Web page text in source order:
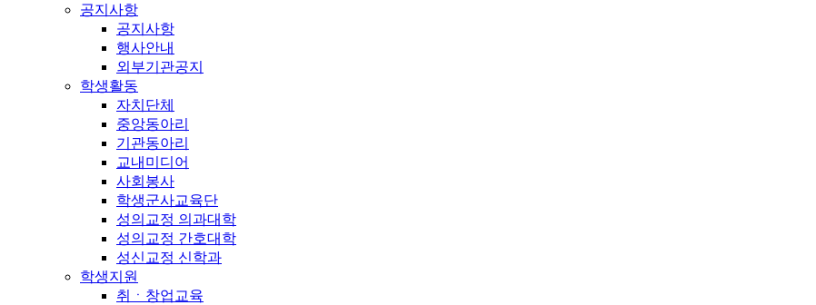
공지사항
공지사항
행사안내
외부기관공지
학생활동
자치단체
중앙동아리
기관동아리
교내미디어
사회봉사
학생군사교육단
성의교정 의과대학
성의교정 간호대학
성신교정 신학과
학생지원
취ㆍ창업교육